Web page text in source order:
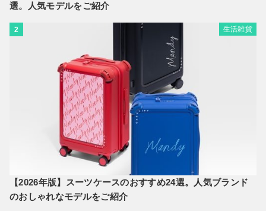
選。人気モデルをご紹介
2 生活雑貨
【2026年版】スーツケースのおすすめ24選。人気ブランド
のおしゃれなモデルをご紹介